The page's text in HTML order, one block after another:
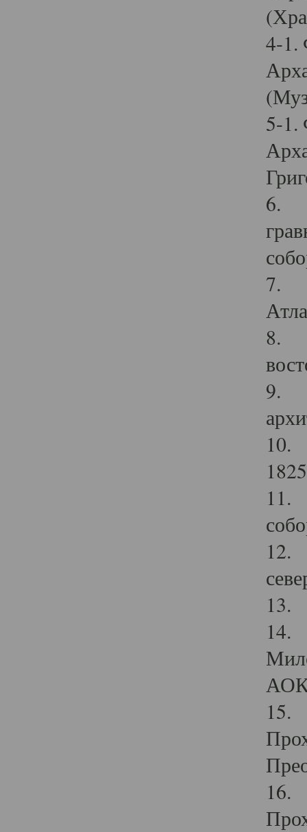
4-1.
5-1.
6.
7.
8.
9.
10.
11.
12.
13.
14.
15.
16.